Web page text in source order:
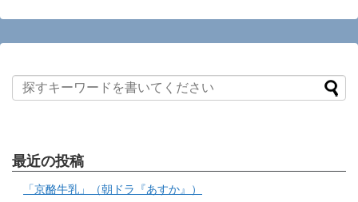
最近の投稿
「京酪牛乳」（朝ドラ『あすか』）